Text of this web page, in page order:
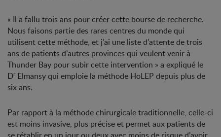
« Il a fallu trois ans pour créer cette bourse de recherche.
Nous faisons partie des rares centres du monde qui
utilisent cette méthode, et j’ai une liste d’attente de trois
ans de patients d’autres provinces qui veulent venir à
Thunder Bay pour subir cette intervention » a expliqué le
DrElmansy qui emploie la méthode HoLEP depuis plus de
six ans.
Par rapport à la méthode chirurgicale traditionnelle, celle-ci
est moins invasive, plus précise et permet aux patients de